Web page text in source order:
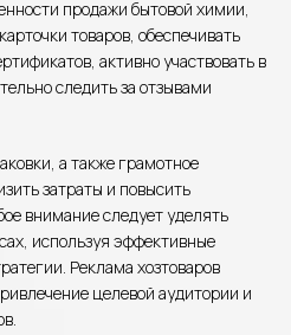
продажи бытовой химии,
товаров, обеспечивать
активно участвовать в
следить за отзывами
а также грамотное
затраты и повысить
внимание следует уделять
используя эффективные
Реклама хозтоваров
целевой аудитории и